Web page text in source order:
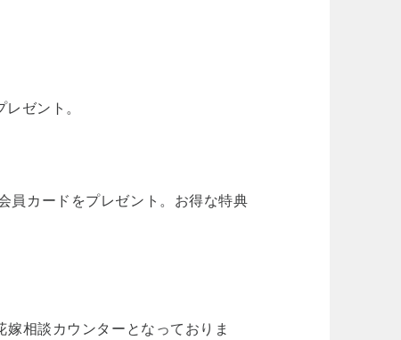
ゼント。
員カードをプレゼント。お得な特典
嫁相談カウンターとなっておりま